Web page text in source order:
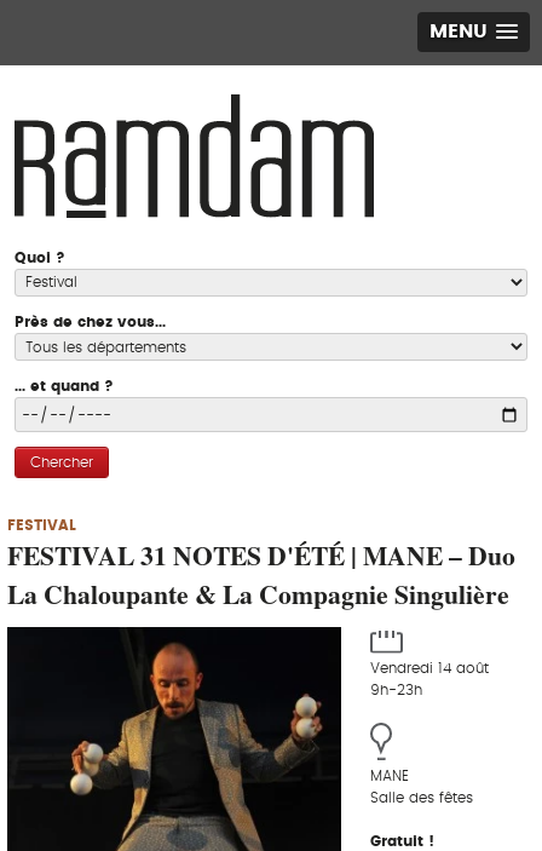
MENU
Quoi ?
Près de chez vous...
... et quand ?
Chercher
FESTIVAL
FESTIVAL 31 NOTES D'ÉTÉ | MANE – Duo
La Chaloupante & La Compagnie Singulière
Vendredi 14 août
9h-23h
MANE
Salle des fêtes
Gratuit !